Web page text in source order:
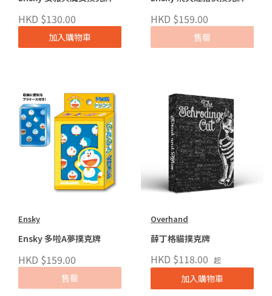
HKD $130.00
加入購物車
HKD $159.00
售罄
Ensky
Ensky 多啦A夢撲克牌
HKD $159.00
售罄
Overhand
薛丁格貓撲克牌
HKD $118.00 起
加入購物車